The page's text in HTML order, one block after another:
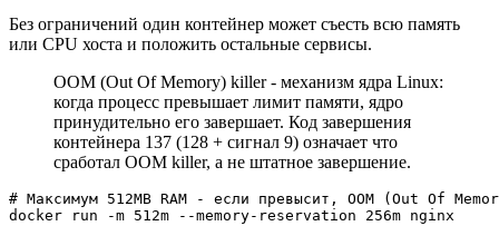
Без ограничений один контейнер может съесть всю память
или CPU хоста и положить остальные сервисы.
OOM (Out Of Memory) killer - механизм ядра Linux:
когда процесс превышает лимит памяти, ядро
принудительно его завершает. Код завершения
контейнера 137 (128 + сигнал 9) означает что
сработал OOM killer, а не штатное завершение.
# Максимум 512MB RAM - если превысит, OOM (Out Of